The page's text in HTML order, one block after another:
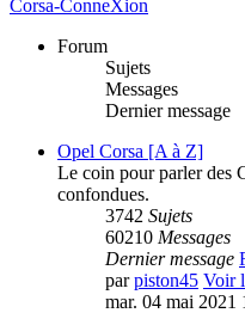
Corsa-ConneXion
Forum
Sujets
Messages
Dernier message
Opel Corsa [A à Z]
Le coin pour parler des
confondues.
3742 Sujets
60210 Messages
Dernier message
parpiston45 Voir
mar. 04 mai 2021